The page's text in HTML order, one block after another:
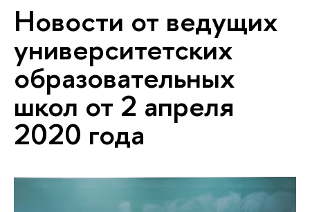
Новости от ведущих
университетских
образовательных
школ от 2 апреля
2020 года